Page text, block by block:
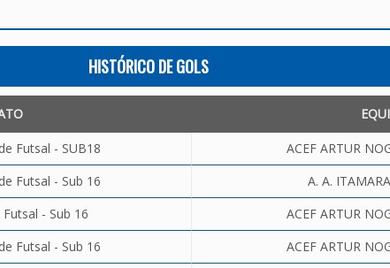
HISTÓRICO DE GOLS
Futsal - SUB18 ACEF ARTUR
Futsal - Sub 16 A. A.
- Sub 16 ACEF ARTUR
Futsal - Sub 16 ACEF ARTUR